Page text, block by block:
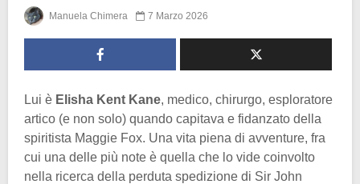
Manuela Chimera 7 Marzo 2026
Lui è Elisha Kent Kane, medico, chirurgo, esploratore
artico (e non solo) quando capitava e fidanzato della
spiritista Maggie Fox. Una vita piena di avventure, fra
cui una delle più note è quella che lo vide coinvolto
nella ricerca della perduta spedizione di Sir John